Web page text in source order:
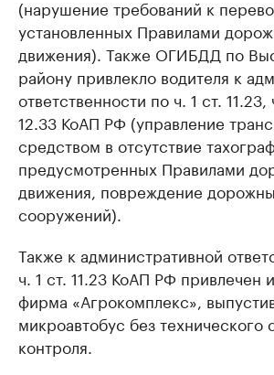
(нарушение требований к
установленных Правилами
движения). Также ОГИБДД по
району привлекло водителя к
ответственности по ч. 1 ст. 11.23,
12.33 КоАП РФ (управление
средством в отсутствие
предусмотренных Правилами
движения, повреждение
сооружений).
Также к административной
ч. 1 ст. 11.23 КоАП РФ привлечен
фирма «Агрокомплекс»,
микроавтобус без технического
контроля.